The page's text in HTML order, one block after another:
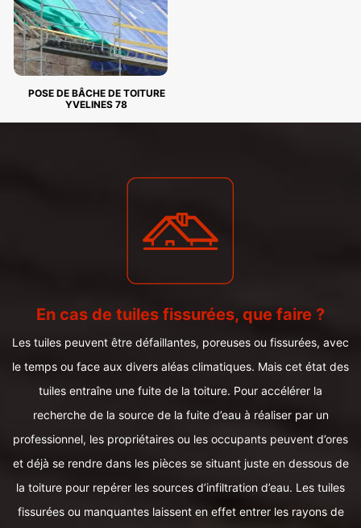
POSE DE BÂCHE DE TOITURE
YVELINES 78
En cas de tuiles fissurées, que faire ?
Les tuiles peuvent être défaillantes, poreuses ou fissurées, avec
le temps ou face aux divers aléas climatiques. Mais cet état des
tuiles entraîne une fuite de la toiture. Pour accélérer la
recherche de la source de la fuite d’eau à réaliser par un
professionnel, les propriétaires ou les occupants peuvent d’ores
et déjà se rendre dans les pièces se situant juste en dessous de
la toiture pour repérer les sources d’infiltration d’eau. Les tuiles
fissurées ou manquantes laissent en effet entrer les rayons de